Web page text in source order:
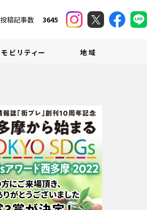
モビリティー 地域
投稿記事数 3645